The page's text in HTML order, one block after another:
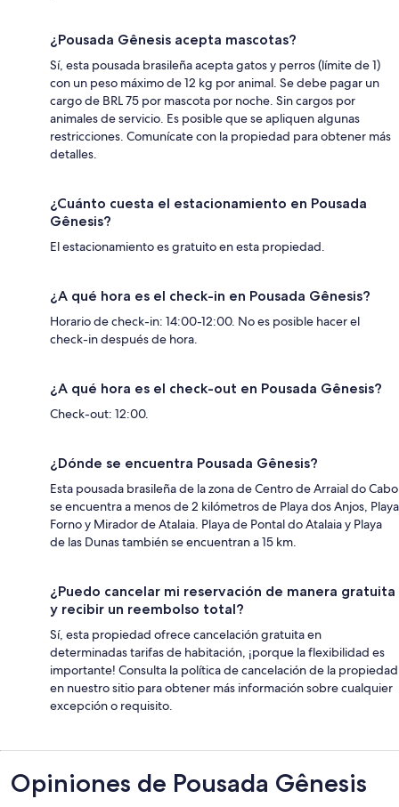
¿Pousada Gênesis acepta mascotas?
Sí, esta pousada brasileña acepta gatos y perros (límite de 1)
con un peso máximo de 12 kg por animal. Se debe pagar un
cargo de BRL 75 por mascota por noche. Sin cargos por
animales de servicio. Es posible que se apliquen algunas
restricciones. Comunícate con la propiedad para obtener más
detalles.
¿Cuánto cuesta el estacionamiento en Pousada
Gênesis?
El estacionamiento es gratuito en esta propiedad.
¿A qué hora es el check-in en Pousada Gênesis?
Horario de check-in: 14:00-12:00. No es posible hacer el
check-in después de hora.
¿A qué hora es el check-out en Pousada Gênesis?
Check-out: 12:00.
¿Dónde se encuentra Pousada Gênesis?
Esta pousada brasileña de la zona de Centro de Arraial do Cabo
se encuentra a menos de 2 kilómetros de Playa dos Anjos, Playa
Forno y Mirador de Atalaia. Playa de Pontal do Atalaia y Playa
de las Dunas también se encuentran a 15 km.
¿Puedo cancelar mi reservación de manera gratuita
y recibir un reembolso total?
Sí, esta propiedad ofrece cancelación gratuita en
determinadas tarifas de habitación, ¡porque la flexibilidad es
importante! Consulta la política de cancelación de la propiedad
en nuestro sitio para obtener más información sobre cualquier
excepción o requisito.
Opiniones
Opiniones de Pousada Gênesis